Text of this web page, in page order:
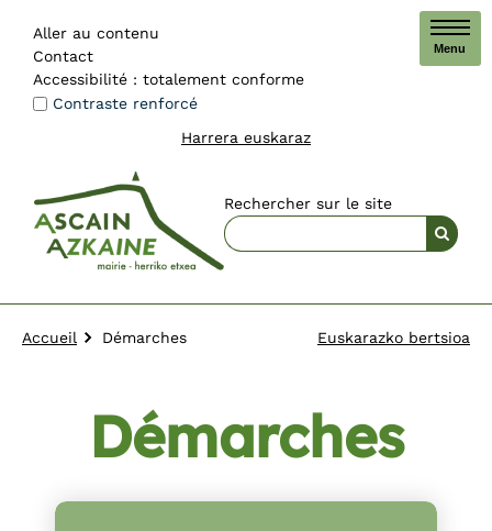
Aller au contenu
Contact
Accessibilité : totalement conforme
Contraste renforcé
Harrera euskaraz
Rechercher sur le site
Menu
Accueil Démarches Euskarazko bertsioa
Démarches